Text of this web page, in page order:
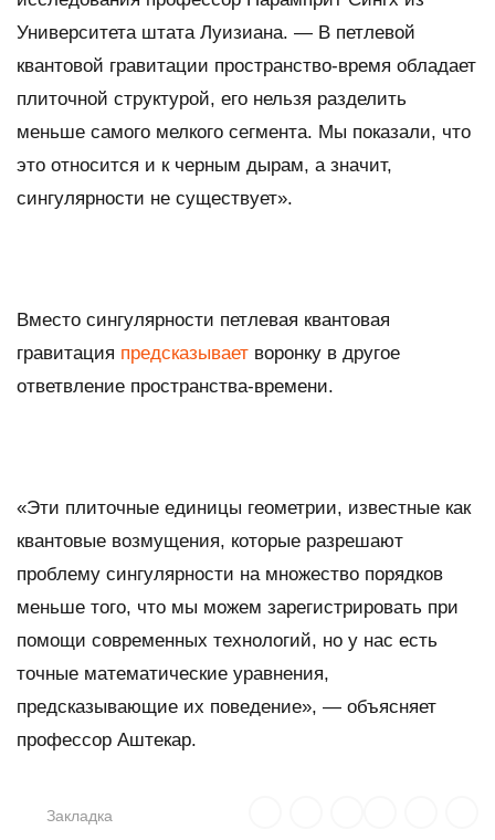
Университета штата Луизиана. — В петлевой
квантовой гравитации пространство-время обладает
плиточной структурой, его нельзя разделить
меньше самого мелкого сегмента. Мы показали, что
это относится и к черным дырам, а значит,
сингулярности не существует».
Вместо сингулярности петлевая квантовая
гравитация предсказывает воронку в другое
ответвление пространства-времени.
«Эти плиточные единицы геометрии, известные как
квантовые возмущения, которые разрешают
проблему сингулярности на множество порядков
меньше того, что мы можем зарегистрировать при
помощи современных технологий, но у нас есть
точные математические уравнения,
предсказывающие их поведение», — объясняет
профессор Аштекар.
Закладка